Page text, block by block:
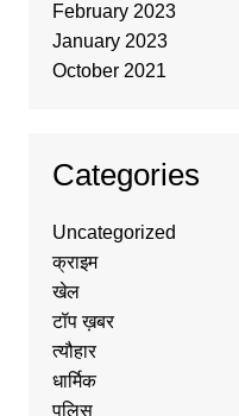
February 2023
January 2023
October 2021
Categories
Uncategorized
क्राइम
खेल
टॉप ख़बर
त्यौहार
धार्मिक
पुलिस